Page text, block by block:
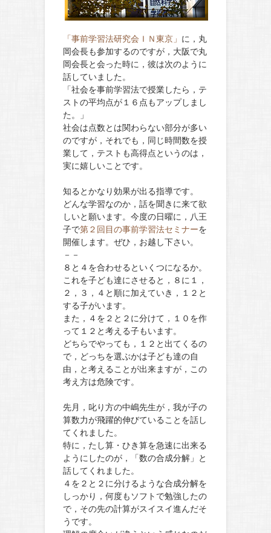
「事前学習法研究会ＩＮ東京」 に，丸
岡会長も参加するのですが，大阪で丸
岡会長と会った時に，彼は次のように
話していました。
「社会を事前学習法で授業したら，テ
ストの平均点が１６点もアップしまし
た。」
社会は点数とは関わらない部分が多い
のですが，それでも，同じ時間数を授
業して，テストも高得点というのは，
実に嬉しいことです。
知るとかなり効果が出る指導です。
どんな学習なのか，話を聞きに来て欲
しいと願います。今度の日曜に，八王
子で第２回目の事前学習法セミナーを
開催します。ぜひ，お越し下さい。
－－
８と４を合わせるといくつになるか。
これを子ども達にさせると，８に１，
２，３，４と順に加えていき，１２と
する子がいます。
また，４を２と２に分けて，１０を作
って１２と考える子もいます。
どちらでやっても，１２と出てくるの
で，どっちを選ぶかは子ども達の自
由，と考えることが出来ますが，この
考え方は危険です。
先月，叱り方の中嶋先生が，我が子の
算数力が飛躍的伸びていることを話し
てくれました。
特に，たし算・ひき算を急速に出来る
ようにしたのが，「数の合成分解」と
話してくれました。
４を２と２に分けるような合成分解を
しっかり，何度もソフトで勉強したの
で，その先の計算がスイスイ進んだそ
うです。